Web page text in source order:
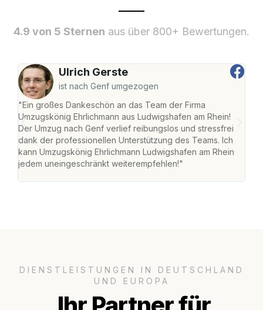
4.9 von 5 Sternen aus über 800+ Bewertungen.
Ulrich Gerste
ist nach Genf umgezogen
"Ein großes Dankeschön an das Team der Firma
Umzugskönig Ehrlichmann aus Ludwigshafen am Rhein!
Der Umzug nach Genf verlief reibungslos und stressfrei
dank der professionellen Unterstützung des Teams. Ich
kann Umzugskönig Ehrlichmann Ludwigshafen am Rhein
jedem uneingeschränkt weiterempfehlen!"
DIENSTLEISTUNGEN IN DEUTSCHLAND
UND EUROPA